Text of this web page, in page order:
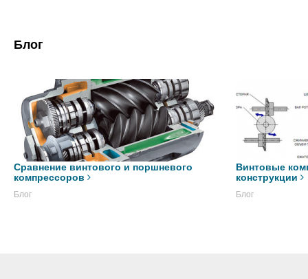
Блог
Сравнение винтового и поршневого
компрессоров
Блог
Винтовые
конструкции
Блог